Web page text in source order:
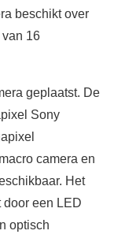
beschikt over
16
geplaatst. De
Sony
camera en
Het
door een LED
optisch